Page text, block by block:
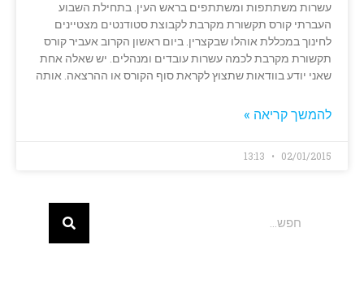
עשרות משתתפות ומשתתפים בראש העין. בתחילת השבוע
העברתי קורס תקשורת מקרבת לקבוצת סטודנטים מצטיינים
לחינוך במכללת אוהלו שבקצרין. ביום ראשון הקרוב אעביר קורס
תקשורת מקרבת לכמה עשרות עובדים ומנהלים. יש שאלה אחת
שאני יודע בוודאות שתצוץ לקראת סוף הקורס או ההרצאה. אותה
להמשך קריאה »
02/01/2015